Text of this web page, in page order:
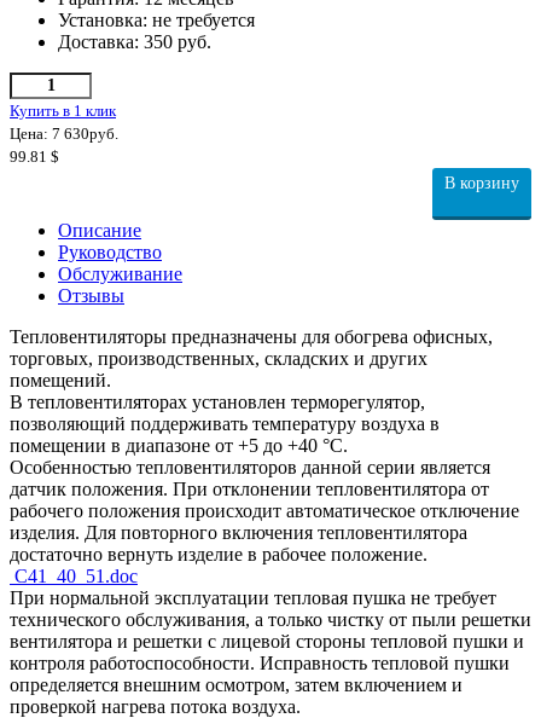
Установка: не требуется
Доставка: 350 руб.
Купить в 1 клик
Цена: 7 630руб.
99.81 $
В корзину
Описание
Руководство
Обслуживание
Отзывы
Тепловентиляторы предназначены для обогрева офисных,
торговых, производственных, складских и других
помещений.
В тепловентиляторах установлен терморегулятор,
позволяющий поддерживать температуру воздуха в
помещении в диапазоне от +5 до +40 °C.
Особенностью тепловентиляторов данной серии является
датчик положения. При отклонении тепловентилятора от
рабочего положения происходит автоматическое отключение
изделия. Для повторного включения тепловентилятора
достаточно вернуть изделие в рабочее положение.
C41_40_51.doc
При нормальной эксплуатации тепловая пушка не требует
технического обслуживания, а только чистку от пыли решетки
вентилятора и решетки с лицевой стороны тепловой пушки и
контроля работоспособности. Исправность тепловой пушки
определяется внешним осмотром, затем включением и
проверкой нагрева потока воздуха.